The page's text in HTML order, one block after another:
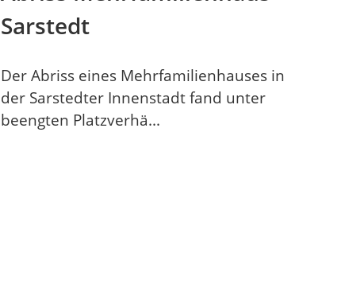
Sarstedt
Der Abriss eines Mehrfamilienhauses in
der Sarstedter Innenstadt fand unter
beengten Platzverhä...